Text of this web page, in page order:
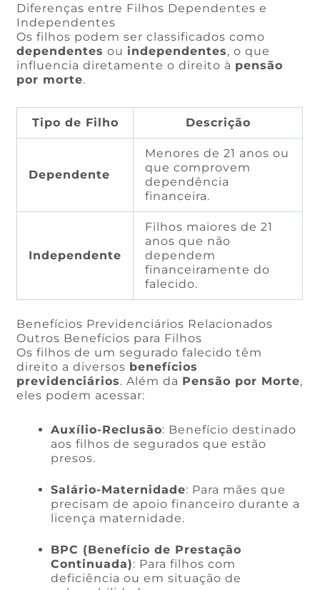
Diferenças entre Filhos Dependentes e
Independentes
Os filhos podem ser classificados como
dependentes ou independentes, o que
influencia diretamente o direito à pensão
por morte.
Tipo de Filho Descrição
Dependente
Menores de 21 anos ou
que comprovem
dependência
financeira.
Independente
Filhos maiores de 21
anos que não
dependem
financeiramente do
falecido.
Benefícios Previdenciários Relacionados
Outros Benefícios para Filhos
Os filhos de um segurado falecido têm
direito a diversos benefícios
previdenciários. Além da Pensão por Morte,
eles podem acessar:
Auxílio-Reclusão: Benefício destinado
aos filhos de segurados que estão
presos.
Salário-Maternidade: Para mães que
precisam de apoio financeiro durante a
licença maternidade.
BPC (Benefício de Prestação
Continuada): Para filhos com
deficiência ou em situação de